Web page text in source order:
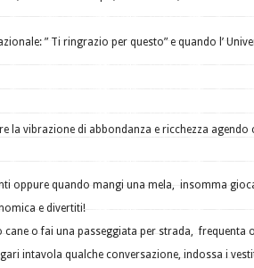
” Ti ringrazio per questo” e quando l’
la vibrazione di abbondanza e ricchezza agendo
oppure quando mangi una mela, insomma
e divertiti!
o fai una passeggiata per strada, frequenta
intavola qualche conversazione, indossa i